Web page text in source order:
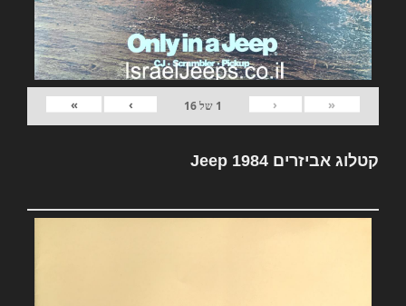
«
‹
1 של16
›
»
קטלוג אביזרים Jeep 1984